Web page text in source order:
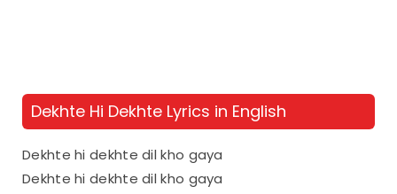
Dekhte Hi Dekhte Lyrics in English
Dekhte hi dekhte dil kho gaya
Dekhte hi dekhte dil kho gaya